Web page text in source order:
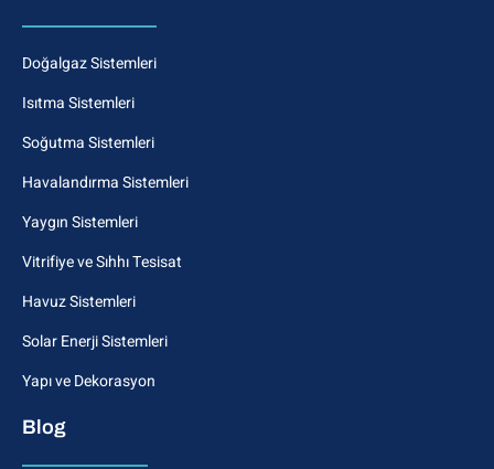
Doğalgaz Sistemleri
Isıtma Sistemleri
Soğutma Sistemleri
Havalandırma Sistemleri
Yaygın Sistemleri
Vitrifiye ve Sıhhı Tesisat
Havuz Sistemleri
Solar Enerji Sistemleri
Yapı ve Dekorasyon
Blog